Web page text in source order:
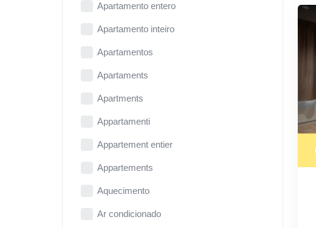
Apartamento entero
Apartamento inteiro
Apartamentos
Apartaments
Apartments
Appartamenti
Appartement entier
Appartements
Aquecimento
Ar condicionado